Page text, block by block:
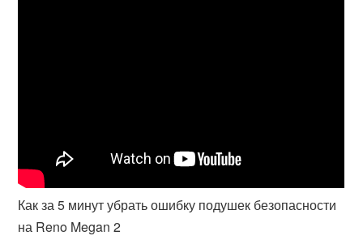
Как за 5 минут убрать ошибку подушек безопасности
на Reno Megan 2